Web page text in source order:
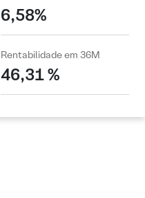
6,58%
Rentabilidade em 36M
46,31 %